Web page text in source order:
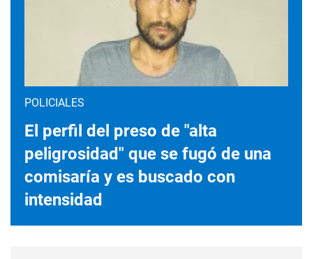
POLICIALES
El perfil del preso de "alta
peligrosidad" que se fugó de una
comisaría y es buscado con
intensidad